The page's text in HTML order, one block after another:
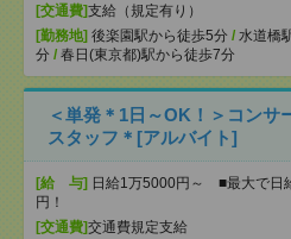
[交通費]支給（規定有り）
[勤務地] 後楽園駅から徒歩5分 / 水道橋
分 / 春日(東京都)駅から徒歩7分
＜単発＊1日～OK！＞コンサ
スタッフ＊[アルバイト]
[給 与] 日給1万5000円～ ■最大で日
円！
[交通費]交通費規定支給